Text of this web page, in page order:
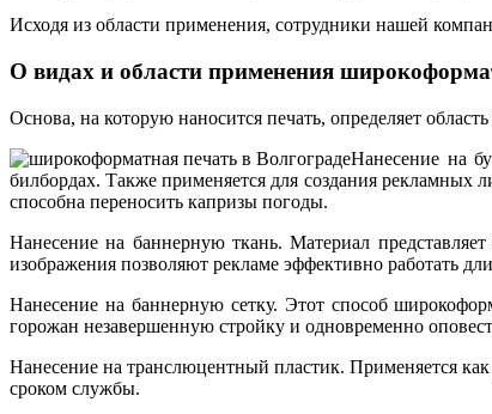
Исходя из области применения, сотрудники нашей
О видах и области применения
Основа, на которую наносится печать, определяет
Нанесение на
билбордах. Также применяется для создания рекламных
способна переносить капризы погоды.
Нанесение на баннерную ткань. Материал
изображения позволяют рекламе эффективно работать
Нанесение на баннерную сетку. Этот способ
горожан незавершенную стройку и одновременно
Нанесение на транслюцентный пластик. Применяется
сроком службы.